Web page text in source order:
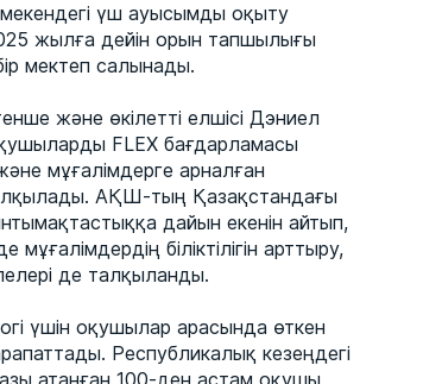
үш ауысымды оқыту
жылға дейін орын тапшылығы
мектеп салынады.
және өкілетті елшісі Дэниел
FLEX бағдарламасы
мұғалімдерге арналған
АҚШ-тың Қазақстандағы
дайын екенін айтып,
біліктілігін арттыру,
де талқыланды.
үшін оқушылар арасында өткен
Республикалық кезеңдегі
атанған 100-ден астам оқушы